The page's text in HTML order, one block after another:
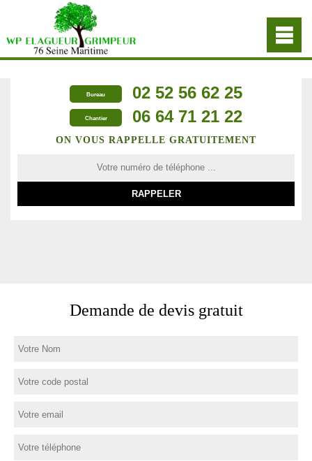
Bureau 02 52 56 62 25
Chantier 06 64 71 21 22
ON VOUS RAPPELLE GRATUITEMENT
Demande de devis gratuit